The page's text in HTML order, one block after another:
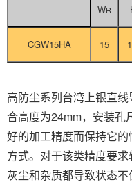
WR
CGW15HA 15
高防尘系列台湾上银直
合高度为24mm，安装孔
好的加工精度而保持它
方式。对于该类精度要
灰尘和杂质都导致状态不